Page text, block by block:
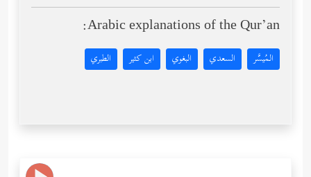
Arabic explanations of the Qur’an:
المُيسَّر السعدي البغوي ابن كثير الطبري